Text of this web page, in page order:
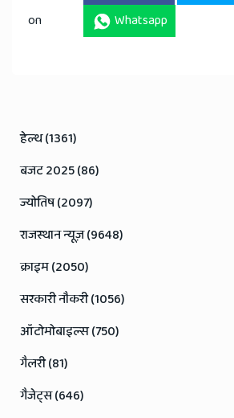
on
Whatsapp
हेल्थ (1361)
बजट 2025 (86)
ज्योतिष (2097)
राजस्थान न्यूज़ (9648)
क्राइम (2050)
सरकारी नौकरी (1056)
ऑटोमोबाइल्स (750)
गैलरी (81)
गैजेट्स (646)